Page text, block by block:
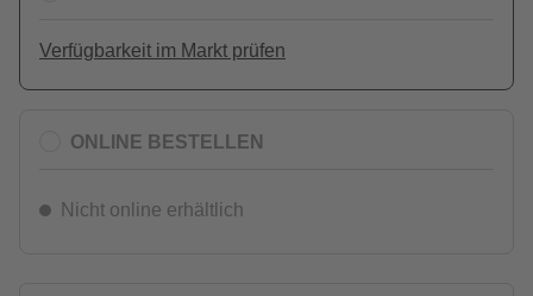
Verfügbarkeit im Markt prüfen
ONLINE BESTELLEN
Nicht online erhältlich